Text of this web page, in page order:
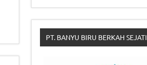
PT. BANYU BIRU BERKAH SEJATI